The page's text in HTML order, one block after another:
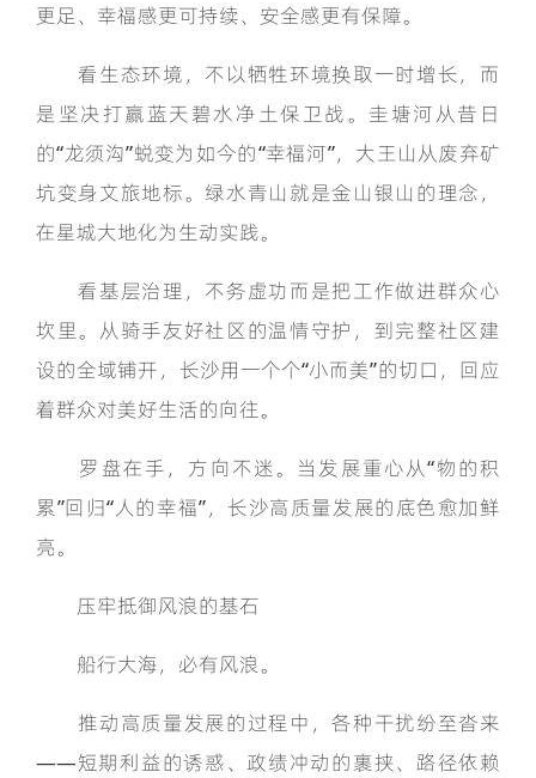
更足、幸福感更可持续、安全感更有保障。
看生态环境，不以牺牲环境换取一时增长，而
是坚决打赢蓝天碧水净土保卫战。圭塘河从昔日
的“龙须沟”蜕变为如今的“幸福河”，大王山从废弃矿
坑变身文旅地标。绿水青山就是金山银山的理念，
在星城大地化为生动实践。
看基层治理，不务虚功而是把工作做进群众心
坎里。从骑手友好社区的温情守护，到完整社区建
设的全域铺开，长沙用一个个“小而美”的切口，回应
着群众对美好生活的向往。
罗盘在手，方向不迷。当发展重心从“物的积
累”回归“人的幸福”，长沙高质量发展的底色愈加鲜
亮。
压牢抵御风浪的基石
船行大海，必有风浪。
推动高质量发展的过程中，各种干扰纷至沓来
——短期利益的诱惑、政绩冲动的裹挟、路径依赖